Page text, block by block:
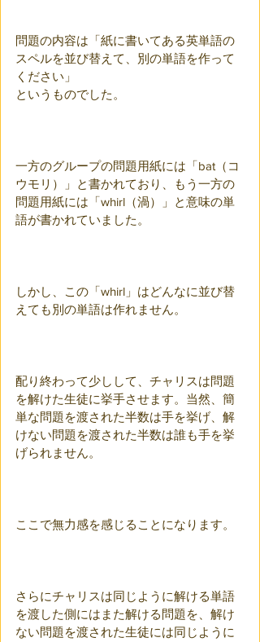
問題の内容は「紙に書いてある英単語の
スペルを並び替えて、別の単語を作って
ください」
というものでした。
一方のグループの問題用紙には「bat（コ
ウモリ）」と書かれており、もう一方の
問題用紙には「whirl（渦）」と意味の単
語が書かれていました。
しかし、この「whirl」はどんなに並び替
えても別の単語は作れません。
配り終わって少しして、チャリスは問題
を解けた生徒に挙手させます。当然、簡
単な問題を渡された半数は手を挙げ、解
けない問題を渡された半数は誰も手を挙
げられません。
ここで無力感を感じることになります。
さらにチャリスは同じように解ける単語
を渡した側にはまた解ける問題を、解け
ない問題を渡された生徒には同じように